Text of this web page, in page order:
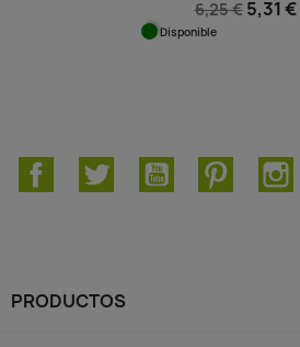
6,25 € 5,31 €
Disponible
FacebookTwitter YouTube
PRODUCTOS